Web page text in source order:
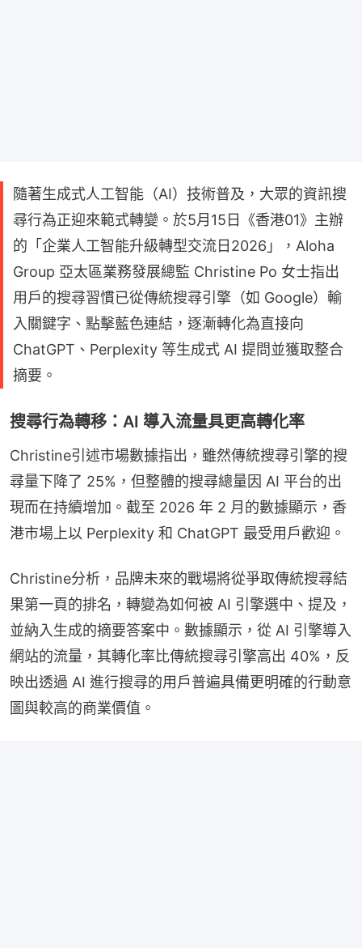
隨著生成式人工智能（AI）技術普及，大眾的資訊搜
尋行為正迎來範式轉變。於5月15日《香港01》主辦
的「企業人工智能升級轉型交流日2026」，Aloha
Group 亞太區業務發展總監 Christine Po 女士指出
用戶的搜尋習慣已從傳統搜尋引擎（如 Google）輸
入關鍵字、點擊藍色連結，逐漸轉化為直接向
ChatGPT、Perplexity 等生成式 AI 提問並獲取整合
摘要。
搜尋行為轉移：AI 導入流量具更高轉化率
Christine引述市場數據指出，雖然傳統搜尋引擎的搜
尋量下降了 25%，但整體的搜尋總量因 AI 平台的出
現而在持續增加。截至 2026 年 2 月的數據顯示，香
港市場上以 Perplexity 和 ChatGPT 最受用戶歡迎。
Christine分析，品牌未來的戰場將從爭取傳統搜尋結
果第一頁的排名，轉變為如何被 AI 引擎選中、提及，
並納入生成的摘要答案中。數據顯示，從 AI 引擎導入
網站的流量，其轉化率比傳統搜尋引擎高出 40%，反
映出透過 AI 進行搜尋的用戶普遍具備更明確的行動意
圖與較高的商業價值。